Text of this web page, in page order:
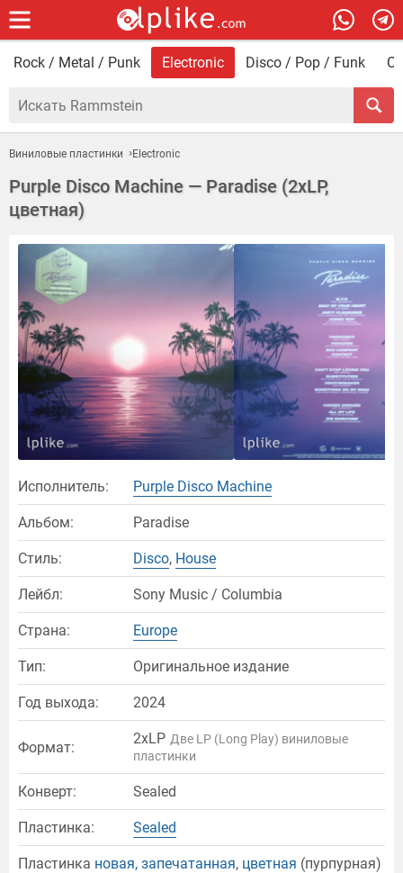
Rock / Metal / Punk Electronic Disco / Pop / Funk
Виниловые пластинки Electronic
Purple Disco Machine — Paradise (2xLP,
цветная)
Исполнитель: Purple Disco Machine
Альбом: Paradise
Стиль: Disco, House
Лейбл: Sony Music / Columbia
Страна: Europe
Тип: Оригинальное издание
Год выхода: 2024
Формат: 2xLP Две LP (Long Play) виниловые
пластинки
Конверт: Sealed
Пластинка: Sealed
Пластинка новая, запечатанная, цветная (пурпурная)